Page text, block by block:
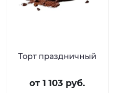
Торт праздничный
от 1 103 руб.